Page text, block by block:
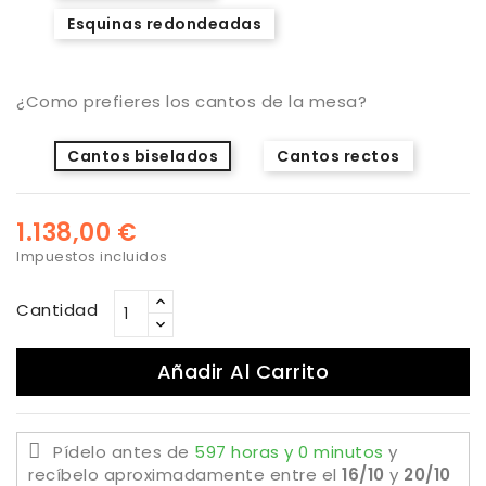
Esquinas redondeadas
¿Como prefieres los cantos de la mesa?
Cantos biselados Cantos rectos
1.138,00 €
Impuestos incluidos
Cantidad
Añadir Al Carrito
Pídelo antes de 597 horas y 0 minutos y
recíbelo aproximadamente entre el 16/10 y 20/10